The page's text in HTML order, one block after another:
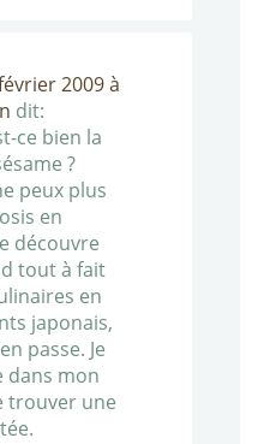
2009 à
dit:
ce bien la
?
peux plus
en
découvre
tout à fait
en
japonais,
passe. Je
dans mon
trouver une